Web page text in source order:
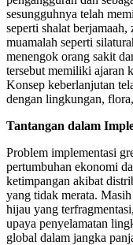
sesungguhnya telah
seperti shalat
muamalah seperti
menengok orang sakit
tersebut memiliki ajaran
Konsep keberlanjutan
dengan lingkungan,
Tantangan dalam
Problem implementasi
pertumbuhan ekonomi
ketimpangan akibat
yang tidak merata.
hijau yang
upaya penyelamatan
global dalam jangka